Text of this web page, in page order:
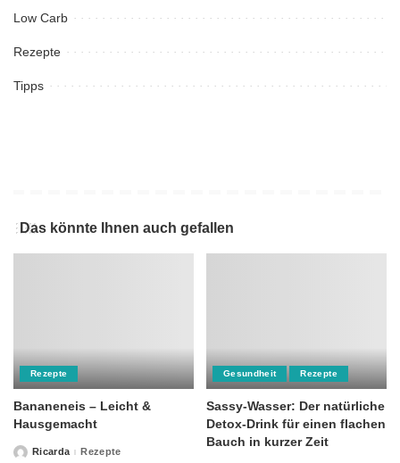
Low Carb
Rezepte
Tipps
Das könnte Ihnen auch gefallen
Rezepte
Bananeneis – Leicht &
Hausgemacht
PostedRicarda Rezepte
Gesundheit Rezepte
Sassy-Wasser: Der natürliche
Detox-Drink für einen flachen
Bauch in kurzer Zeit